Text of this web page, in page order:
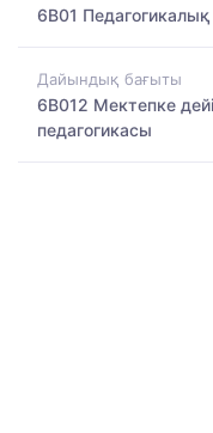
6B01
Дайындық бағыты
6B012 Мектепке
педагогикасы